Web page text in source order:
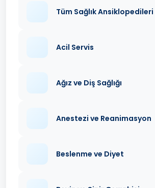
Tüm Sağlık Ansiklopedileri
Acil Servis
Ağız ve Diş Sağlığı
Anestezi ve Reanimasyon
Beslenme ve Diyet